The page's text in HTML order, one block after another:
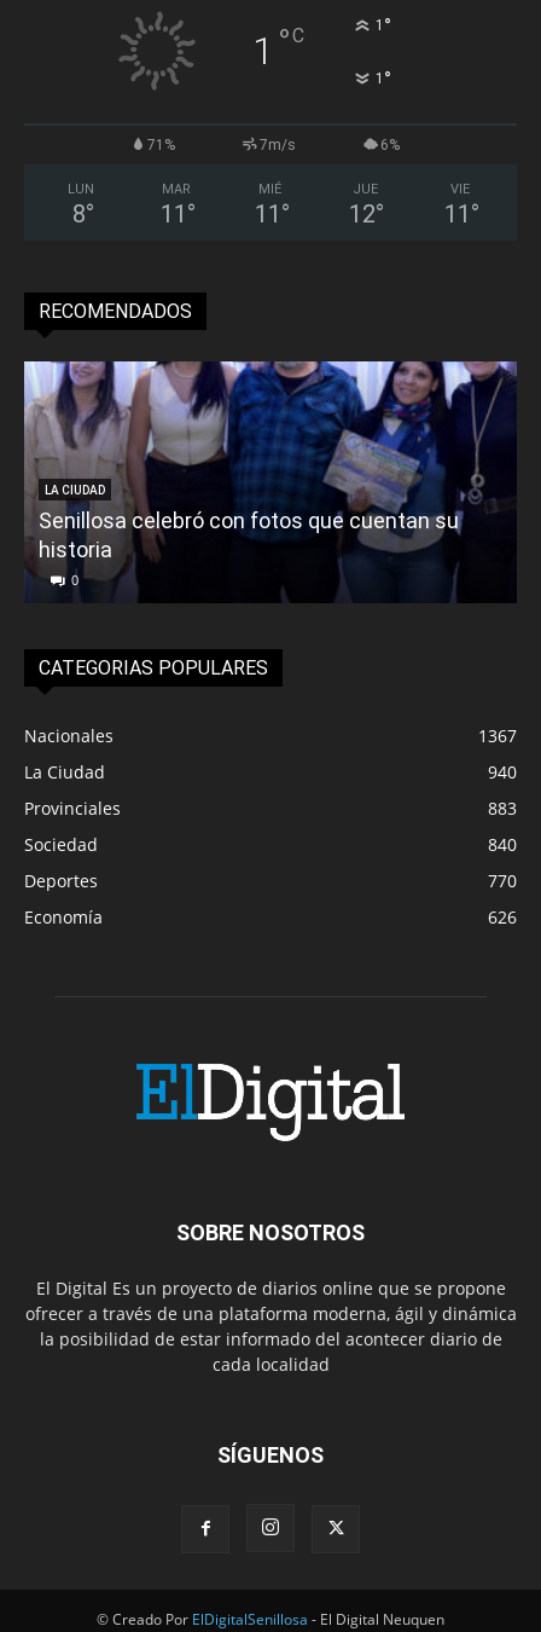
1 °C 1 °
1 °
71% 7m/s 6%
LUN
8°
MAR
11 °
MIÉ
11 °
JUE
12°
VIE
11 °
RECOMENDADOS
LA CIUDAD
Senillosa celebró con fotos que cuentan su
historia
0
CATEGORIAS POPULARES
Nacionales
1367
La Ciudad
940
Provinciales
883
Sociedad
840
Deportes
770
Economía
626
SOBRE NOSOTROS
El Digital Es un proyecto de diarios online que se propone
ofrecer a través de una plataforma moderna, ágil y dinámica
la posibilidad de estar informado del acontecer diario de
cada localidad
SÍGUENOS
© Creado Por ElDigitalSenillosa - El Digital Neuquen